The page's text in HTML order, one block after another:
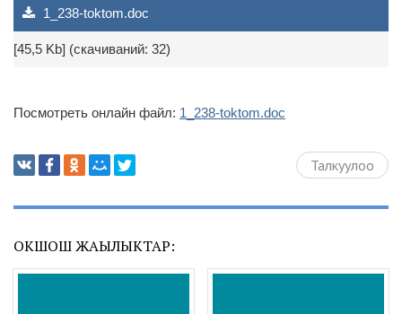
1_238-toktom.doc
[45,5 Kb] (cкачиваний: 32)
Посмотреть онлайн файл: 1_238-toktom.doc
Талкуулоо
ОКШОШ ЖАҢЫЛЫКТАР: